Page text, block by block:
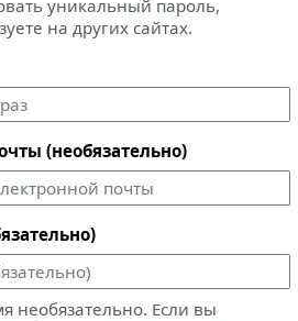
уникальный пароль,
на других сайтах.
(необязательно)
необязательно. Если вы